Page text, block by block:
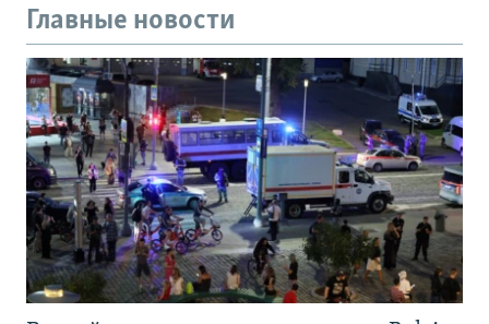
Главные новости